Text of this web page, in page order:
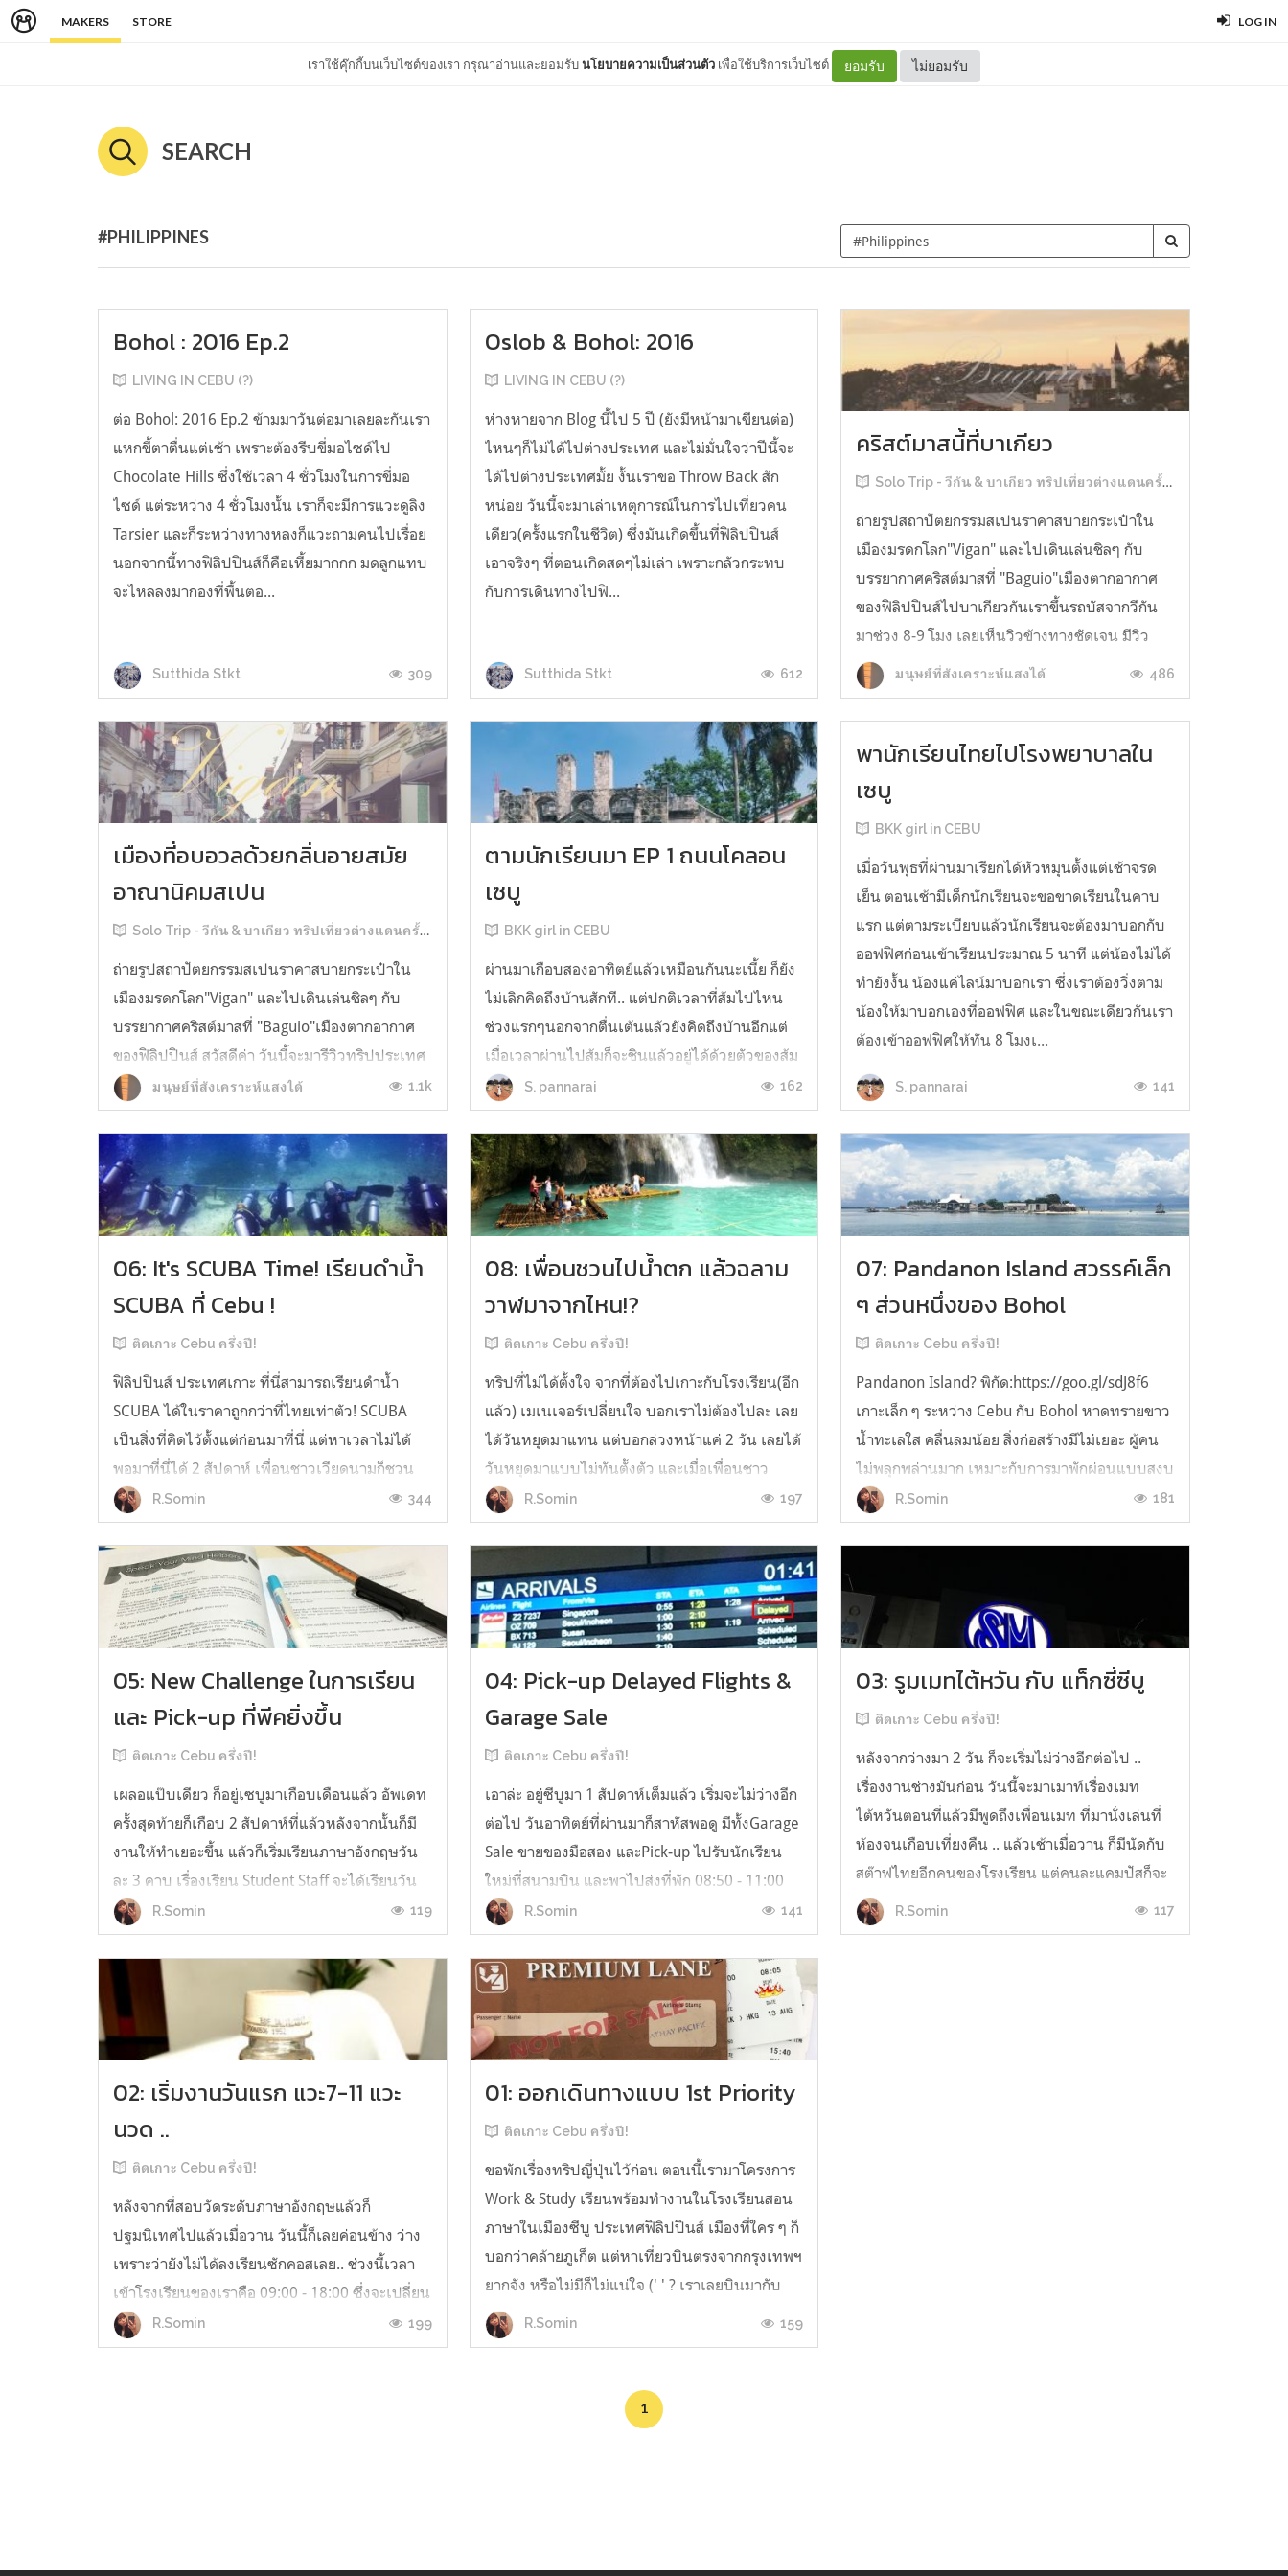
MAKERS STORE LOG IN
เราใช้คุ๊กกี้บนเว็บไซต์ของเรา กรุณาอ่านและยอมรับนโยบายความเป็นส่วนตัว เพื่อใช้บริการเว็บไซต์ ยอมรับ ไม่ยอมรับ
SEARCH
#PHILIPPINES
Bohol : 2016 Ep.2
LIVING IN CEBU (?)
ต่อ Bohol: 2016 Ep.2 ข้ามมาวันต่อมาเลยละกันเรา
แหกขี้ตาตื่นแต่เช้า เพราะต้องรีบขี่มอไซด์ไป
Chocolate Hills ซึ่งใช้เวลา 4 ชั่วโมงในการขี่มอ
ไซด์ แต่ระหว่าง 4 ชั่วโมงนั้น เราก็จะมีการแวะดูลิง
Tarsier และก็ระหว่างทางหลงก็แวะถามคนไปเรื่อย
นอกจากนี้ทางฟิลิปปินส์ก็คือเหี้ยมากกก มดลูกแทบ
จะไหลลงมากองที่พื้นตอ...
Sutthida Stkt 309
Oslob & Bohol: 2016
LIVING IN CEBU (?)
ห่างหายจาก Blog นี้ไป 5 ปี (ยังมีหน้ามาเขียนต่อ)
ไหนๆก็ไม่ได้ไปต่างประเทศ และไม่มั่นใจว่าปีนี้จะ
ได้ไปต่างประเทศมั้ย งั้นเราขอ Throw Back สัก
หน่อย วันนี้จะมาเล่าเหตุการณ์ในการไปเที่ยวคน
เดียว(ครั้งแรกในชีวิต) ซึ่งมันเกิดขึ้นที่ฟิลิปปินส์
เอาจริงๆ ที่ตอนเกิดสดๆไม่เล่า เพราะกลัวกระทบ
กับการเดินทางไปฟิ...
Sutthida Stkt 612
คริสต์มาสนี้ที่บาเกียว
Solo Trip - วีกัน & บาเกียว ทริปเที่ยวต่างแดนครั้งแรก
ถ่ายรูปสถาปัตยกรรมสเปนราคาสบายกระเป๋าใน
เมืองมรดกโลก"Vigan" และไปเดินเล่นชิลๆ กับ
บรรยากาศคริสต์มาสที่ "Baguio"เมืองตากอากาศ
ของฟิลิปปินส์ไปบาเกียวกันเราขึ้นรถบัสจากวีกัน
มาช่วง 8-9 โมง เลยเห็นวิวข้างทางชัดเจน มีวิว
หลายแบบทั้งริมทะเล ทุ่งนา ไปยันป่าเขา รถบัสที่นี่
ดีอย่างหนึ่งคือเปิดเพลงให้ฟังด้วย ไม่น่า...
มนุษย์ที่สังเคราะห์แสงได้ 486
เมืองที่อบอวลด้วยกลิ่นอายสมัย
อาณานิคมสเปน
Solo Trip - วีกัน & บาเกียว ทริปเที่ยวต่างแดนครั้งแรก
ถ่ายรูปสถาปัตยกรรมสเปนราคาสบายกระเป๋าใน
เมืองมรดกโลก"Vigan" และไปเดินเล่นชิลๆ กับ
บรรยากาศคริสต์มาสที่ "Baguio"เมืองตากอากาศ
ของฟิลิปปินส์ สวัสดีค่า วันนี้จะมารีวิวทริปประเทศ
ใกล้ๆ ราคาเบาๆ แต่ได้กลิ่นอายสเปนแรงๆ หลาย
คนคงเดาออกแล้ว น่าจะมีอยู่ประเทศเดียวในแถบ
อาเซียนที่ฟิลนี้ “ฟิลิปปินส์” นั่นเองง...
มนุษย์ที่สังเคราะห์แสงได้ 1.1k
ตามนักเรียนมา EP 1 ถนนโคลอน
เซบู
BKK girl in CEBU
ผ่านมาเกือบสองอาทิตย์แล้วเหมือนกันนะเนี้ย ก็ยัง
ไม่เลิกคิดถึงบ้านสักที.. แต่ปกติเวลาที่ส้มไปไหน
ช่วงแรกๆนอกจากตื่นเต้นแล้วยังคิดถึงบ้านอีกแต่
เมื่อเวลาผ่านไปส้มก็จะชินแล้วอยู่ได้ด้วยตัวของส้ม
เอง เมื่อวันอาทิตย์ที่ผ่านได้มีโอกาสไปติดตาม
นักเรียนไปเที่ยวแถวโบสถ์ที่ค่อนข้างมีชื่อเสียงของ
เซบูมา เอาจริงๆช...
S. pannarai 162
พานักเรียนไทยไปโรงพยาบาลใน
เซบู
BKK girl in CEBU
เมื่อวันพุธที่ผ่านมาเรียกได้หัวหมุนตั้งแต่เช้าจรด
เย็น ตอนเช้ามีเด็กนักเรียนจะขอขาดเรียนในคาบ
แรก แต่ตามระเบียบแล้วนักเรียนจะต้องมาบอกกับ
ออฟฟิศก่อนเข้าเรียนประมาณ 5 นาที แต่น้องไม่ได้
ทำยังงั้น น้องแค่ไลน์มาบอกเรา ซึ่งเราต้องวิ่งตาม
น้องให้มาบอกเองที่ออฟฟิศ และในขณะเดียวกันเรา
ต้องเข้าออฟฟิศให้ทัน 8 โมงเ...
S. pannarai 141
06: It's SCUBA Time! เรียนดำน้ำ
SCUBA ที่ Cebu !
ติดเกาะ Cebu ครึ่งปี!
ฟิลิปปินส์ ประเทศเกาะ ที่นี่สามารถเรียนดำน้ำ
SCUBA ได้ในราคาถูกกว่าที่ไทยเท่าตัว! SCUBA
เป็นสิ่งที่คิดไว้ตั้งแต่ก่อนมาที่นี่ แต่หาเวลาไม่ได้
พอมาที่นี่ได้ 2 สัปดาห์ เพื่อนชาวเวียดนามก็ชวน
แถมหาที่เรียนต่อราคามาเรียบร้อย เราก็โอเคทันที
ไม่คิดเยอะ จ่ายเงินอย่างเดียว lol คอร์สที่ลงเรียน
ไปก็เป็น Cross O...
R.Somin 344
08: เพื่อนชวนไปน้ำตก แล้วฉลาม
วาฬมาจากไหน!?
ติดเกาะ Cebu ครึ่งปี!
ทริปที่ไม่ได้ตั้งใจ จากที่ต้องไปเกาะกับโรงเรียน(อีก
แล้ว) เมเนเจอร์เปลี่ยนใจ บอกเราไม่ต้องไปละ เลย
ได้วันหยุดมาแทน แต่บอกล่วงหน้าแค่ 2 วัน เลยได้
วันหยุดมาแบบไม่ทันตั้งตัว และเมื่อเพื่อนชาว
ไต้หวัน รูมเมทเก่า (เราเพิ่งโดนย้ายให้ไปอยู่ห้อง
เด็กญี่ปุ่น) ก็ตาเป็นประกาย ชวนไปน้ำตก
Kawasan ที่มีกิจกรรมนั่งแพไ...
R.Somin 197
07: Pandanon Island สวรรค์เล็ก
ๆ ส่วนหนึ่งของ Bohol
ติดเกาะ Cebu ครึ่งปี!
Pandanon Island? พิกัด:https://goo.gl/sdJ8f6
เกาะเล็ก ๆ ระหว่าง Cebu กับ Bohol หาดทรายขาว
น้ำทะเลใส คลื่นลมน้อย สิ่งก่อสร้างมีไม่เยอะ ผู้คน
ไม่พลุกพล่านมาก เหมาะกับการมาพักผ่อนแบบสงบ
ๆ หรือ จะถ่ายภาพ Pre-Wedding ก็ได้เหมือนกัน ..
เริ่มต้นออกเดินทางจาก Cebu City ไปถึงท่าเรือ
R.Somin 181
05: New Challenge ในการเรียน
และ Pick-up ที่พีคยิ่งขึ้น
ติดเกาะ Cebu ครึ่งปี!
เผลอแป๊บเดียว ก็อยู่เซบูมาเกือบเดือนแล้ว อัพเดท
ครั้งสุดท้ายก็เกือบ 2 สัปดาห์ที่แล้วหลังจากนั้นก็มี
งานให้ทำเยอะขึ้น แล้วก็เริ่มเรียนภาษาอังกฤษวัน
ละ 3 คาบ เรื่องเรียน Student Staff จะได้เรียนวัน
ละ 3 คาบ คาบละ 1 วิชาวิชาที่เรียนก็เป็นวิชาที่เรา
เลือกเอา 3 จาก 7 เป็นการเรียนแบบ 1:1 ทั้งหมด
วิชาที่เราเลือ...
R.Somin 119
04: Pick-up Delayed Flights &
Garage Sale
ติดเกาะ Cebu ครึ่งปี!
เอาล่ะ อยู่ซีบูมา 1 สัปดาห์เต็มแล้ว เริ่มจะไม่ว่างอีก
ต่อไป วันอาทิตย์ที่ผ่านมาก็สาหัสพอดู มีทั้งGarage
Sale ขายของมือสอง และPick-up ไปรับนักเรียน
ใหม่ที่สนามบิน และพาไปส่งที่พัก 08:50 - 11:00
Garage Sale 13:30 - 16:30 Pick-up flight 14:30
00:30 - 03:00 Pick-up flight 01:00 07:00 - 16:00
Worki...
R.Somin 141
03: รูมเมทไต้หวัน กับ แท็กซี่ซีบู
ติดเกาะ Cebu ครึ่งปี!
หลังจากว่างมา 2 วัน ก็จะเริ่มไม่ว่างอีกต่อไป ..
เรื่องงานช่างมันก่อน วันนี้จะมาเมาท์เรื่องเมท
ไต้หวันตอนที่แล้วมีพูดถึงเพื่อนเมท ที่มานั่งเล่นที่
ห้องจนเกือบเที่ยงคืน .. แล้วเช้าเมื่อวาน ก็มีนัดกับ
สต๊าฟไทยอีกคนของโรงเรียน แต่คนละแคมปัสก็จะ
มาสอนงานของฝั่งไทย แล้วก็พาไปทัวร์อีกแคมปัส
เผื่อบางทีเรามีงานท...
R.Somin 117
02: เริ่มงานวันแรก แวะ7-11 แวะ
นวด ..
ติดเกาะ Cebu ครึ่งปี!
หลังจากที่สอบวัดระดับภาษาอังกฤษแล้วก็
ปฐมนิเทศไปแล้วเมื่อวาน วันนี้ก็เลยค่อนข้าง ว่าง
เพราะว่ายังไม่ได้ลงเรียนซักคอสเลย.. ช่วงนี้เวลา
เข้าโรงเรียนของเราคืือ 09:00 - 18:00 ซึ่งจะเปลี่ยน
ทุก 2 สัปดาห์ สลับกับสต๊าฟคนอื่น วันนี้เลยได้ตื่น
สายหน่อย ออกจากหอมากินข้าวตอน 08:40
R.Somin 199
01: ออกเดินทางแบบ 1st Priority
ติดเกาะ Cebu ครึ่งปี!
ขอพักเรื่องทริปญี่ปุ่นไว้ก่อน ตอนนี้เรามาโครงการ
Work & Study เรียนพร้อมทำงานในโรงเรียนสอน
ภาษาในเมืองซีบู ประเทศฟิลิปปินส์ เมืองที่ใคร ๆ ก็
บอกว่าคล้ายภูเก็ต แต่หาเที่ยวบินตรงจากกรุงเทพฯ
ยากจัง หรือไม่มีก็ไม่แน่ใจ (' ' ? เราเลยบินมากับ
สายการบิน Cathay Pacific ต่อเครื่องที่ฮ่องกง
โหลดกระเป๋าได้ 30...
R.Somin 159
1